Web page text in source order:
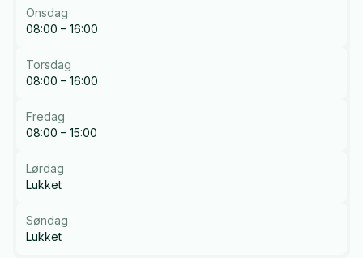
Onsdag
08:00 – 16:00
Torsdag
08:00 – 16:00
Fredag
08:00 – 15:00
Lørdag
Lukket
Søndag
Lukket